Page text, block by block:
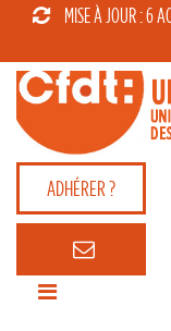
MISE À JOUR : 6
ADHÉRER ?